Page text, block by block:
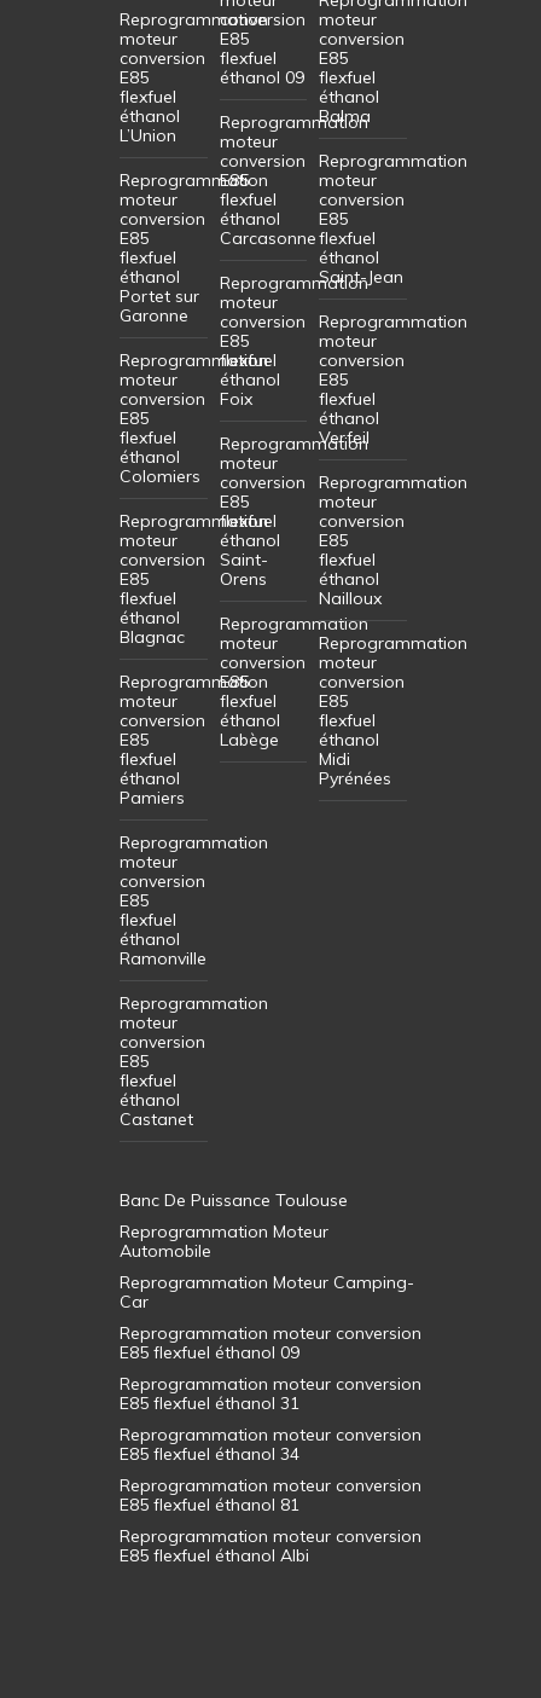
Reprogrammation
moteur
conversion
E85
flexfuel
éthanol
L’Union
Reprogrammation
moteur
conversion
E85
flexfuel
éthanol
Portet sur
Garonne
Reprogrammation
moteur
conversion
E85
flexfuel
éthanol
Colomiers
Reprogrammation
moteur
conversion
E85
flexfuel
éthanol
Blagnac
Reprogrammation
moteur
conversion
E85
flexfuel
éthanol
Pamiers
Reprogrammation
moteur
conversion
E85
flexfuel
éthanol
Ramonville
Reprogrammation
moteur
conversion
E85
flexfuel
éthanol
Castanet
conversion
E85
flexfuel
éthanol 09
Reprogrammation
moteur
conversion
E85
flexfuel
éthanol
Carcasonne
Reprogrammation
moteur
conversion
E85
flexfuel
éthanol
Foix
Reprogrammation
moteur
conversion
E85
flexfuel
éthanol
Saint-
Orens
Reprogrammation
moteur
conversion
E85
flexfuel
éthanol
Labège
moteur
conversion
E85
flexfuel
éthanol
Balma
Reprogrammation
moteur
conversion
E85
flexfuel
éthanol
Saint-Jean
Reprogrammation
moteur
conversion
E85
flexfuel
éthanol
Verfeil
Reprogrammation
moteur
conversion
E85
flexfuel
éthanol
Nailloux
Reprogrammation
moteur
conversion
E85
flexfuel
éthanol
Midi
Pyrénées
Banc De Puissance Toulouse
Reprogrammation Moteur
Automobile
Reprogrammation Moteur Camping-
Car
Reprogrammation moteur conversion
E85 flexfuel éthanol 09
Reprogrammation moteur conversion
E85 flexfuel éthanol 31
Reprogrammation moteur conversion
E85 flexfuel éthanol 34
Reprogrammation moteur conversion
E85 flexfuel éthanol 81
Reprogrammation moteur conversion
E85 flexfuel éthanol Albi